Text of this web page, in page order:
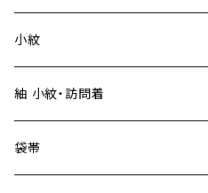
小紋
紬 小紋・訪問着
大島紬
袋帯